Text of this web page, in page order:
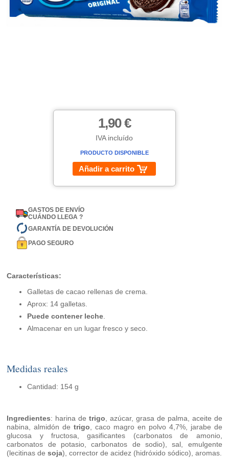
1,90 €
IVA incluído
PRODUCTO DISPONIBLE
Añadir a carrito
GASTOS DE ENVÍO
CUÁNDO LLEGA ?
GARANTÍA DE DEVOLUCIÓN
PAGO SEGURO
Características:
Galletas de cacao rellenas de crema.
Aprox: 14 galletas.
Puede contener leche
Almacenar en un lugar fresco y seco.
Medidas reales
Cantidad: 154 g
Ingredientes: harina detrigo , azúcar, grasa de palma, aceite de
nabina, almidón detrigo , caco magro en polvo 4,7%, jarabe de
glucosa y fructosa, gasificantes (carbonatos de amonio,
carbonatos de potasio, carbonatos de sodio), sal, emulgente
(lecitinas desoja), corrector de acidez (hidróxido sódico), aromas.